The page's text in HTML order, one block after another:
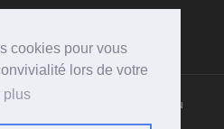
cookies pour vous
lors de votre
plus
reproduction partielle ou